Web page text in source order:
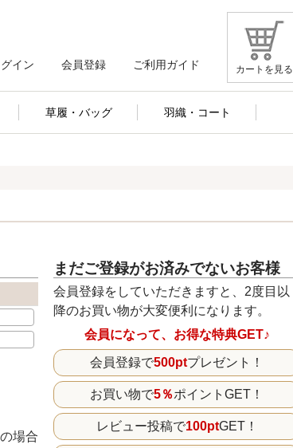
カートを見る
イン 会員登録 ご利用ガイド
草履・バッグ 羽織・コート
場合
まだご登録がお済みでないお客様
会員登録をしていただきますと、2度目以
降のお買い物が大変便利になります。
会員になって、お得な特典GET♪
会員登録で500ptプレゼント！
お買い物で5％ポイントGET！
レビュー投稿で100ptGET！